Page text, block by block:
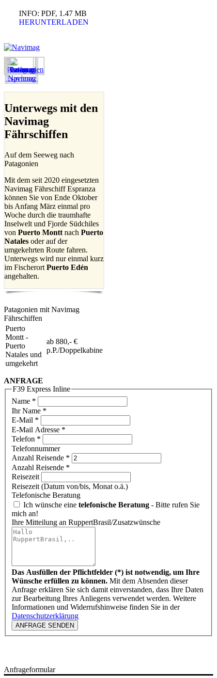
INFO: PDF, 1.47 MB
HERUNTERLADEN
Unterwegs mit den
Navimag
Fährschiffen
Auf dem Seeweg nach
Patagonien
Mit dem seit 2020 eingesetzten
Navimag Fährschiff Espranza
können Sie von Ende Oktober
bis Anfang März einmal pro
Woche durch die traumhafte
Inselwelt und Fjorde Südchiles
von Puerto Montt nach Puerto
Natales oder auf der
umgekehrten Route fahren.
Unterwegs wird nur einmal kurz
im Fischerort Puerto Edén
angehalten.
Patagonien mit Navimag
Fährschiffen
Puerto
Montt -
Puerto
Natales und
umgekehrt
ab 880,- €
p.P./Doppelkabine
ANFRAGE
F39 Express Inline
Name *
Ihr Name *
E-Mail *
E-Mail Adresse *
Telefon *
Telefonnummer
Anzahl Reisende *
Anzahl Reisende *
Reisezeit
Reisezeit (Datum von/bis, Monat o.ä.)
Telefonische Beratung
Ich wünsche eine telefonische Beratung - Bitte rufen Sie
mich an!
Ihre Mitteilung an RuppertBrasil/Zusatzwünsche
Das Ausfüllen der Pflichtfelder (*) ist notwendig, um Ihre
Wünsche erfüllen zu können. Mit dem Absenden dieser
Anfrage erklären Sie sich damit einverstanden, dass Ihre Daten
zur Bearbeitung Ihres Anliegens verwendet werden. Weitere
Informationen und Widerrufshinweise finden Sie in der
Datenschutzerklärung
ANFRAGE SENDEN
Anfrageformular